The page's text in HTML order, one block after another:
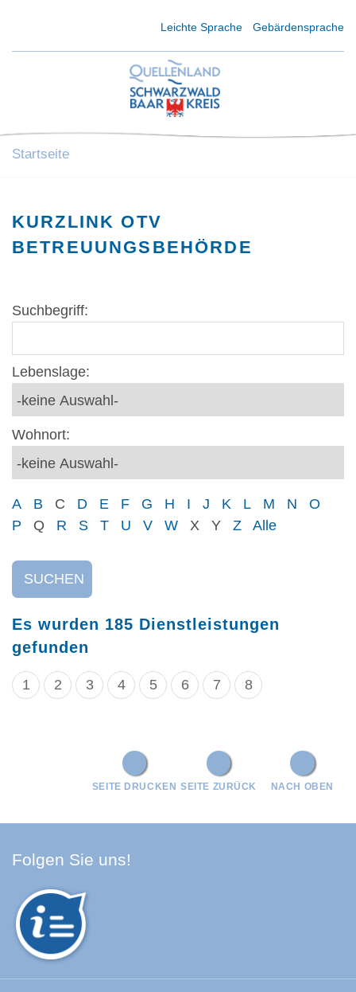
Leichte Sprache Gebärdensprache
Startseite
KURZLINK OTV
BETREUUNGSBEHÖRDE
Suchbegriff:
Lebenslage:
Wohnort:
A B C D E F G H I J K L M N
O
P
Q R S T U V W X Y Z Alle
SUCHEN
Es wurden 185 Dienstleistungen
gefunden
1 2 3 4 5 6 7 8
NACH OBEN
SEITE ZURÜCK
SEITE DRUCKEN
Folgen Sie uns!